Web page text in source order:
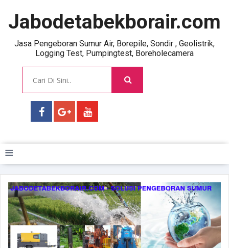
Jabodetabekborair.com
Jasa Pengeboran Sumur Air, Borepile, Sondir , Geolistrik,
Logging Test, Pumpingtest, Boreholecamera
≡